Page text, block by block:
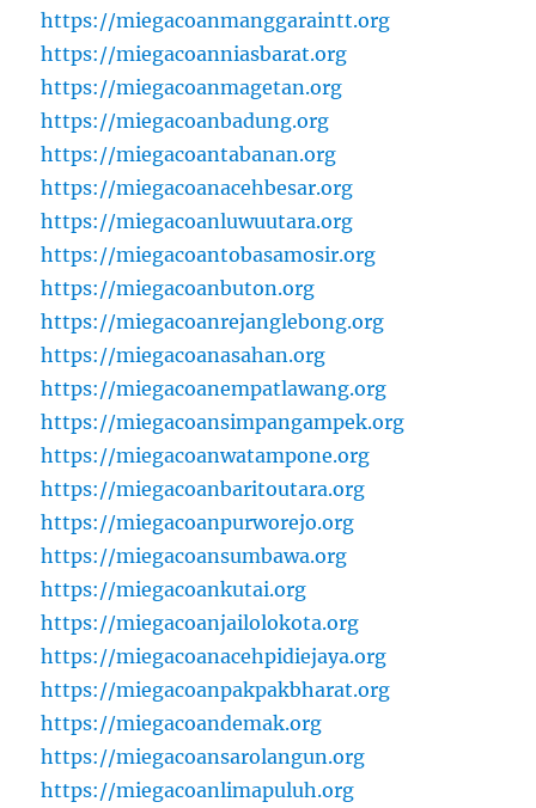
https://miegacoanmanggaraintt.org
https://miegacoanniasbarat.org
https://miegacoanmagetan.org
https://miegacoanbadung.org
https://miegacoantabanan.org
https://miegacoanacehbesar.org
https://miegacoanluwuutara.org
https://miegacoantobasamosir.org
https://miegacoanbuton.org
https://miegacoanrejanglebong.org
https://miegacoanasahan.org
https://miegacoanempatlawang.org
https://miegacoansimpangampek.org
https://miegacoanwatampone.org
https://miegacoanbaritoutara.org
https://miegacoanpurworejo.org
https://miegacoansumbawa.org
https://miegacoankutai.org
https://miegacoanjailolokota.org
https://miegacoanacehpidiejaya.org
https://miegacoanpakpakbharat.org
https://miegacoandemak.org
https://miegacoansarolangun.org
https://miegacoanlimapuluh.org